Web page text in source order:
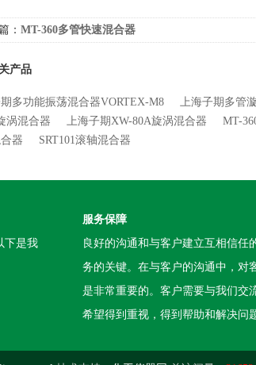
： MT-360多管快速混合器
产品
多功能振荡混合器VORTEX-M8 上海子期多管
涡混合器
上海子期XW-80A旋涡混合器 MT-
器
SRT101滚轴混合器
下是我
服务保障
良好的沟通和与客户建立互相信任
务的关键。在与客户的沟通中，对
是非常重要的。客户需要与我们交
希望得到重视，得到帮助和解决问